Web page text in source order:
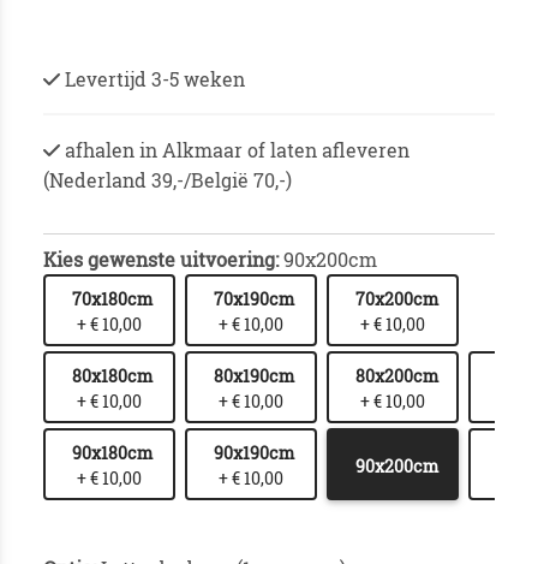
Levertijd 3-5 weken
afhalen in Alkmaar of laten afleveren
(Nederland 39,-/België 70,-)
Kies gewenste uitvoering:90x200cm
70x180cm
+ € 10,00
70x190cm
+ € 10,00
70x200cm
+ € 10,00
80x180cm
+ € 10,00
80x190cm
+ € 10,00
80x200cm
+ € 10,00
90x180cm
+ € 10,00
90x190cm
+ € 10,00
90x200cm